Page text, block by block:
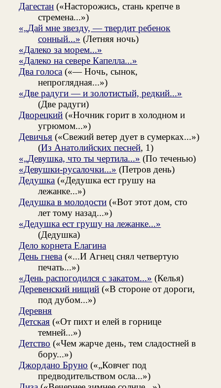
Дагестан («Насторожись, стань крепче в
стремена...»)
«„Дай мне звезду, — твердит ребенок
сонный...» (Летняя ночь)
«Далеко за морем...»
«Далеко на севере Капелла...»
Два голоса («— Ночь, сынок,
непроглядная...»)
«Две радуги — и золотистый, редкий...»
(Две радуги)
Дворецкий («Ночник горит в холодном и
угрюмом...»)
Девичья («Свежий ветер дует в сумерках...»)
(Из Анатолийских песней, 1)
«„Девушка, что ты чертила...» (По теченью)
«Девушки-русалочки...» (Петров день)
Дедушка («Дедушка ест грушу на
лежанке...»)
Дедушка в молодости («Вот этот дом, сто
лет тому назад...»)
«Дедушка ест грушу на лежанке...»
(Дедушка)
Дело корнета Елагина
День гнева («...И Агнец снял четвертую
печать...»)
«День распогодился с закатом...» (Келья)
Деревенский нищий («В стороне от дороги,
под дубом...»)
Деревня
Детская («От пихт и елей в горнице
темней...»)
Детство («Чем жарче день, тем сладостней в
бору...»)
Джордано Бруно («„Ковчег под
предводительством осла...»)